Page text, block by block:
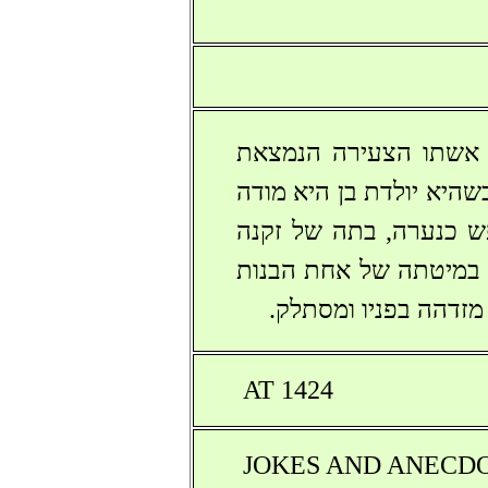
אשתו הצעירה הנמצאת
יולדת בן היא מודה
כנערה, בתה של זקנה
בכל לילה ישן במיטתה של אחת הבנות
בפניו ומסתלק.
AT 1424
JOKES AND